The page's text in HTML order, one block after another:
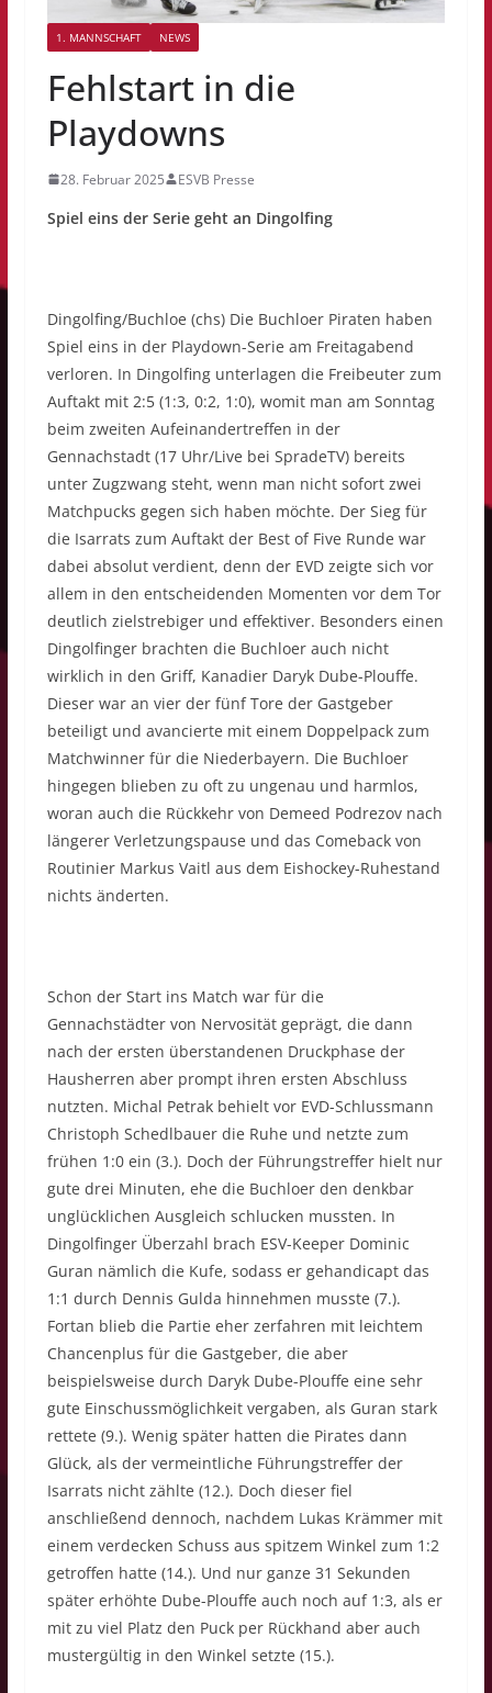
1. MANNSCHAFT NEWS
Fehlstart in die
Playdowns
28. Februar 2025 ESVB Presse
Spiel eins der Serie geht an Dingolfing
Dingolfing/Buchloe (chs) Die Buchloer Piraten haben
Spiel eins in der Playdown-Serie am Freitagabend
verloren. In Dingolfing unterlagen die Freibeuter zum
Auftakt mit 2:5 (1:3, 0:2, 1:0), womit man am Sonntag
beim zweiten Aufeinandertreffen in der
Gennachstadt (17 Uhr/Live bei SpradeTV) bereits
unter Zugzwang steht, wenn man nicht sofort zwei
Matchpucks gegen sich haben möchte. Der Sieg für
die Isarrats zum Auftakt der Best of Five Runde war
dabei absolut verdient, denn der EVD zeigte sich vor
allem in den entscheidenden Momenten vor dem Tor
deutlich zielstrebiger und effektiver. Besonders einen
Dingolfinger brachten die Buchloer auch nicht
wirklich in den Griff, Kanadier Daryk Dube-Plouffe.
Dieser war an vier der fünf Tore der Gastgeber
beteiligt und avancierte mit einem Doppelpack zum
Matchwinner für die Niederbayern. Die Buchloer
hingegen blieben zu oft zu ungenau und harmlos,
woran auch die Rückkehr von Demeed Podrezov nach
längerer Verletzungspause und das Comeback von
Routinier Markus Vaitl aus dem Eishockey-Ruhestand
nichts änderten.
Schon der Start ins Match war für die
Gennachstädter von Nervosität geprägt, die dann
nach der ersten überstandenen Druckphase der
Hausherren aber prompt ihren ersten Abschluss
nutzten. Michal Petrak behielt vor EVD-Schlussmann
Christoph Schedlbauer die Ruhe und netzte zum
frühen 1:0 ein (3.). Doch der Führungstreffer hielt nur
gute drei Minuten, ehe die Buchloer den denkbar
unglücklichen Ausgleich schlucken mussten. In
Dingolfinger Überzahl brach ESV-Keeper Dominic
Guran nämlich die Kufe, sodass er gehandicapt das
1:1 durch Dennis Gulda hinnehmen musste (7.).
Fortan blieb die Partie eher zerfahren mit leichtem
Chancenplus für die Gastgeber, die aber
beispielsweise durch Daryk Dube-Plouffe eine sehr
gute Einschussmöglichkeit vergaben, als Guran stark
rettete (9.). Wenig später hatten die Pirates dann
Glück, als der vermeintliche Führungstreffer der
Isarrats nicht zählte (12.). Doch dieser fiel
anschließend dennoch, nachdem Lukas Krämmer mit
einem verdecken Schuss aus spitzem Winkel zum 1:2
getroffen hatte (14.). Und nur ganze 31 Sekunden
später erhöhte Dube-Plouffe auch noch auf 1:3, als er
mit zu viel Platz den Puck per Rückhand aber auch
mustergültig in den Winkel setzte (15.).